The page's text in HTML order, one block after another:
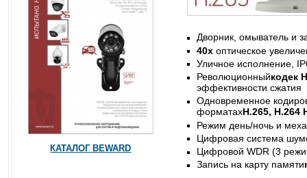
Дворник, омыватель и
40x оптическое
Уличное исполнение,
Революционныйкодек
эффективности сжатия
Одновременное
форматахH.265, Н.264
Режим день/ночь и
Цифровая система
Цифровой WDR (3
Запись на карту памяти
КАТАЛОГ BEWARD